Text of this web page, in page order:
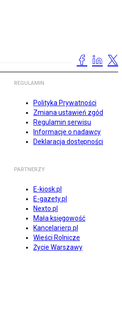
REGULAMIN
Polityka Prywatności
Zmiana ustawień zgód
Regulamin serwisu
Informacje o nadawcy
Deklaracja dostępności
PARTNERZY
E-kiosk.pl
E-gazety.pl
Nexto.pl
Mała księgowość
Kancelarierp.pl
Wieści Rolnicze
Życie Warszawy